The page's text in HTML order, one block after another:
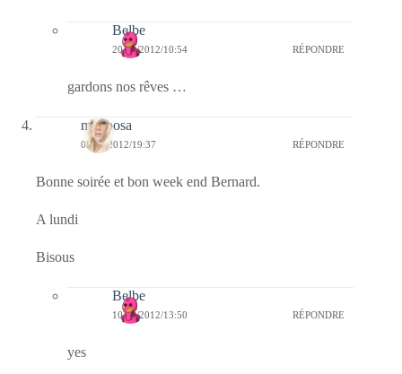
Belbe
20/09/2012/10:54 RÉPONDRE
gardons nos rêves …
mariposa
08/09/2012/19:37 RÉPONDRE
Bonne soirée et bon week end Bernard.
A lundi
Bisous
Belbe
10/09/2012/13:50 RÉPONDRE
yes